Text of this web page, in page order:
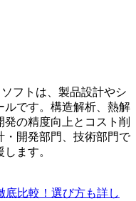
ソフトは、製品設計やシ
ルです。構造解析、熱解
の精度向上とコスト削
・開発部門、技術部門で
ます。
底比較！選び方も詳し